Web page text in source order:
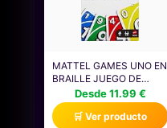
MATTEL GAMES UNO EN
BRAILLE JUEGO DE
CARTAS CON BARAJA
DISEÑADA
ESPECIALMENTE PARA
Desde 11.99 €
🛒 Ver producto